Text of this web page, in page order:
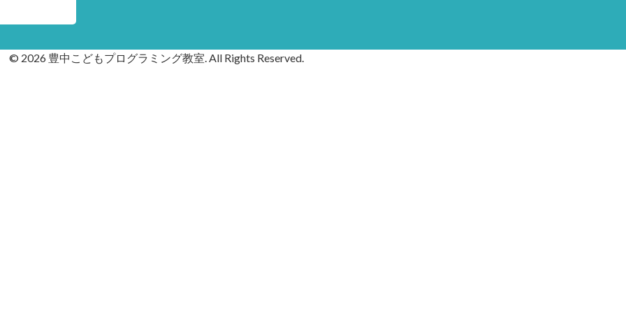
© 2026 豊中こどもプログラミング教室. All Rights Reserved.